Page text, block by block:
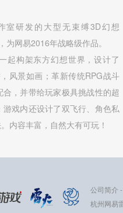
室研发的大型无束缚3D幻想
网易2016年战略级作品。
起构架东方幻想世界，设计了
风景如画；革新传统RPG战斗
，并带给玩家极具挑战性的超
戏内还设计了双飞行、角色私
内容丰富，自然大有可玩！
公司简介 -
杭州网易